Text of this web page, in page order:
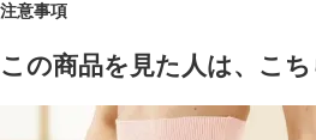
注意事項
この商品を見た人は、こ